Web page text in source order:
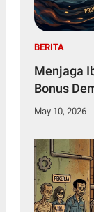
BERITA
Menjaga
Bonus
May 10, 2026